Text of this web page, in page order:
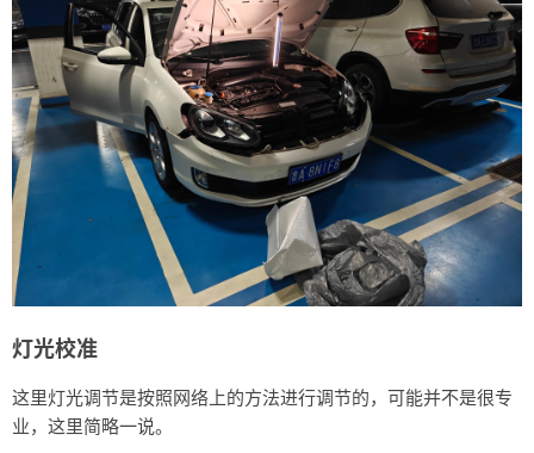
灯光校准
这里灯光调节是按照网络上的方法进行调节的，可能并不是很专
业，这里简略一说。